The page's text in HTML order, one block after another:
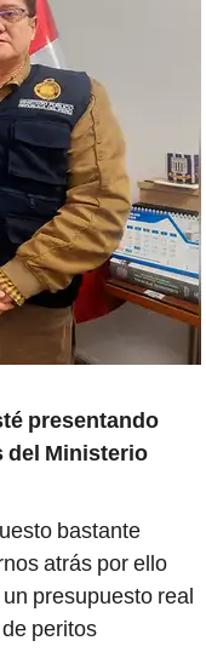
presentando
del Ministerio
bastante
atrás por ello
presupuesto real
peritos